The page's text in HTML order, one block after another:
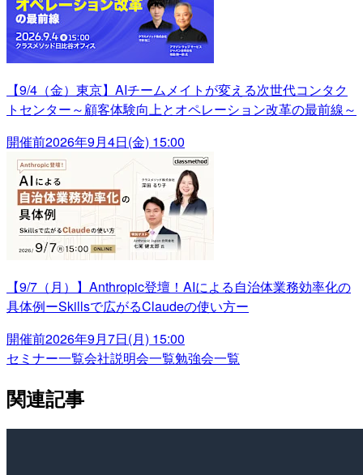
【9/4（金）東京】AIチームメイトが変える次世代コンタク
トセンター～顧客体験向上とオペレーション改革の最前線～
開催前2026年9月4日(金) 15:00
【9/7（月）】Anthropic登壇！AIによる自治体業務効率化の
具体例ーSkillsで広がるClaudeの使い方ー
開催前2026年9月7日(月) 15:00
セミナー一覧会社説明会一覧勉強会一覧
関連記事